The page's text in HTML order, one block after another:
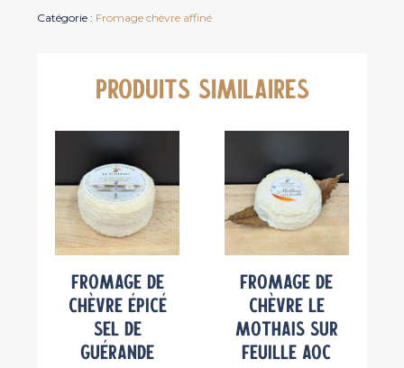
chèvre
Catégorie : Fromage chèvre affiné
PRODUITS SIMILAIRES
Fromage de
chèvre épicé
Sel de
Guérande
Fromage de
chèvre Le
Mothais sur
feuille AOC